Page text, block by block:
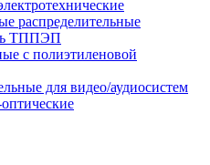
распределительные
ТППЭП
с полиэтиленовой
для видео/аудиосистем